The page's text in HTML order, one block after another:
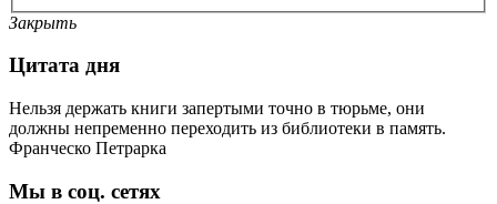
Закрыть
Цитата дня
Нельзя держать книги запертыми точно в тюрьме, они
должны непременно переходить из библиотеки в память.
Франческо Петрарка
Мы в соц. сетях